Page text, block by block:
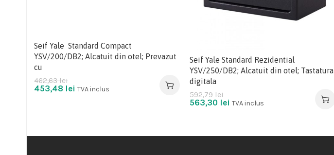
Seif Yale Standard Compact
YSV/200/DB2; Alcatuit din otel; Prevazut
cu
462,63lei
453,48 lei TVA inclus
Seif Yale Standard Rezidential
YSV/250/DB2; Alcatuit din otel; Tastatura
digitala
592,79lei
563,30 lei TVA inclus